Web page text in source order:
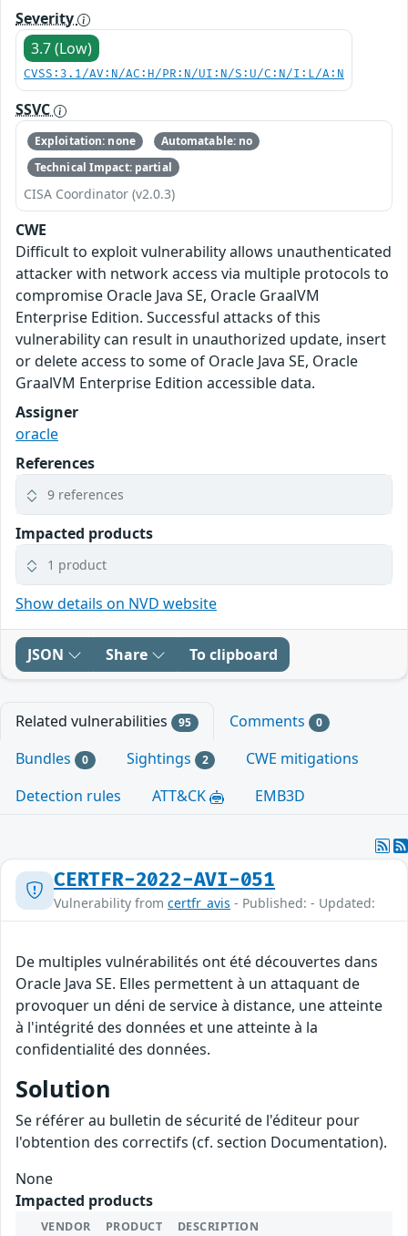
Severity
3.7 (Low)
CVSS:3.1/AV:N/AC:H/PR:N/UI:N/S:U/C:N/I:L/A:N
SSVC
Exploitation: none
Automatable: no
Technical Impact: partial
CISA Coordinator (v2.0.3)
CWE
Difficult to exploit vulnerability allows unauthenticated
attacker with network access via multiple protocols to
compromise Oracle Java SE, Oracle GraalVM
Enterprise Edition. Successful attacks of this
vulnerability can result in unauthorized update, insert
or delete access to some of Oracle Java SE, Oracle
GraalVM Enterprise Edition accessible data.
Assigner
oracle
References
9 references
Impacted products
1 product
Show details on NVD website
JSON Share To clipboard
Related vulnerabilities 95 Comments 0
Bundles 0 Sightings 2
CWE mitigations
Detection rules
ATT&CK EMB3D
CERTFR-2022-AVI-051
Vulnerability from certfr_avis - Published: - Updated:
De multiples vulnérabilités ont été découvertes dans
Oracle Java SE. Elles permettent à un attaquant de
provoquer un déni de service à distance, une atteinte
à l'intégrité des données et une atteinte à la
confidentialité des données.
Solution
Se référer au bulletin de sécurité de l'éditeur pour
l'obtention des correctifs (cf. section Documentation).
None
Impacted products
VENDOR PRODUCT DESCRIPTION